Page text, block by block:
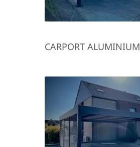
CARPORT ALUMINIUM